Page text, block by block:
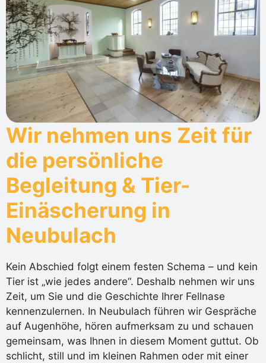
Wir nehmen uns Zeit für
die persönliche
Begleitung & Tier-
Einäscherung in
Neubulach
Kein Abschied folgt einem festen Schema – und kein
Tier ist „wie jedes andere“. Deshalb nehmen wir uns
Zeit, um Sie und die Geschichte Ihrer Fellnase
kennenzulernen. In Neubulach führen wir Gespräche
auf Augenhöhe, hören aufmerksam zu und schauen
gemeinsam, was Ihnen in diesem Moment guttut. Ob
schlicht, still und im kleinen Rahmen oder mit einer